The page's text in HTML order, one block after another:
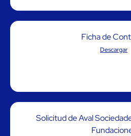
Ficha de
Descargar
Solicitud de Aval